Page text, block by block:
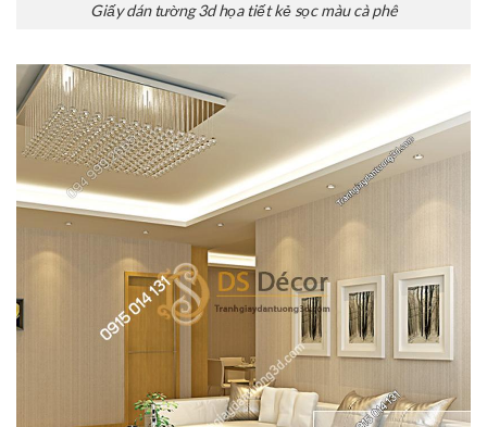
Giấy dán tường 3d họa tiết kẻ sọc màu cà phê